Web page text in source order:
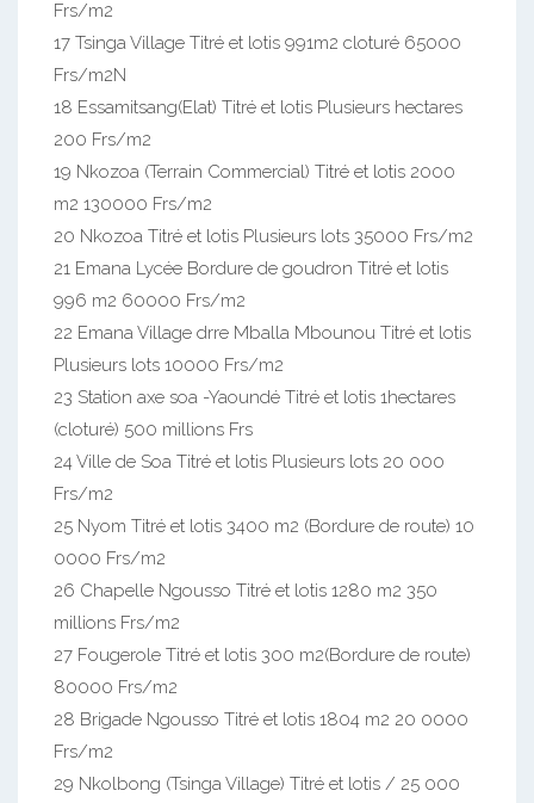
Frs/m2
17 Tsinga Village Titré et lotis 991m2 cloturé 65000
Frs/m2N
18 Essamitsang(Elat) Titré et lotis Plusieurs hectares
200 Frs/m2
19 Nkozoa (Terrain Commercial) Titré et lotis 2000
m2 130000 Frs/m2
20 Nkozoa Titré et lotis Plusieurs lots 35000 Frs/m2
21 Emana Lycée Bordure de goudron Titré et lotis
996 m2 60000 Frs/m2
22 Emana Village drre Mballa Mbounou Titré et lotis
Plusieurs lots 10000 Frs/m2
23 Station axe soa -Yaoundé Titré et lotis 1hectares
(cloturé) 500 millions Frs
24 Ville de Soa Titré et lotis Plusieurs lots 20 000
Frs/m2
25 Nyom Titré et lotis 3400 m2 (Bordure de route) 10
0000 Frs/m2
26 Chapelle Ngousso Titré et lotis 1280 m2 350
millions Frs/m2
27 Fougerole Titré et lotis 300 m2(Bordure de route)
80000 Frs/m2
28 Brigade Ngousso Titré et lotis 1804 m2 20 0000
Frs/m2
29 Nkolbong (Tsinga Village) Titré et lotis / 25 000